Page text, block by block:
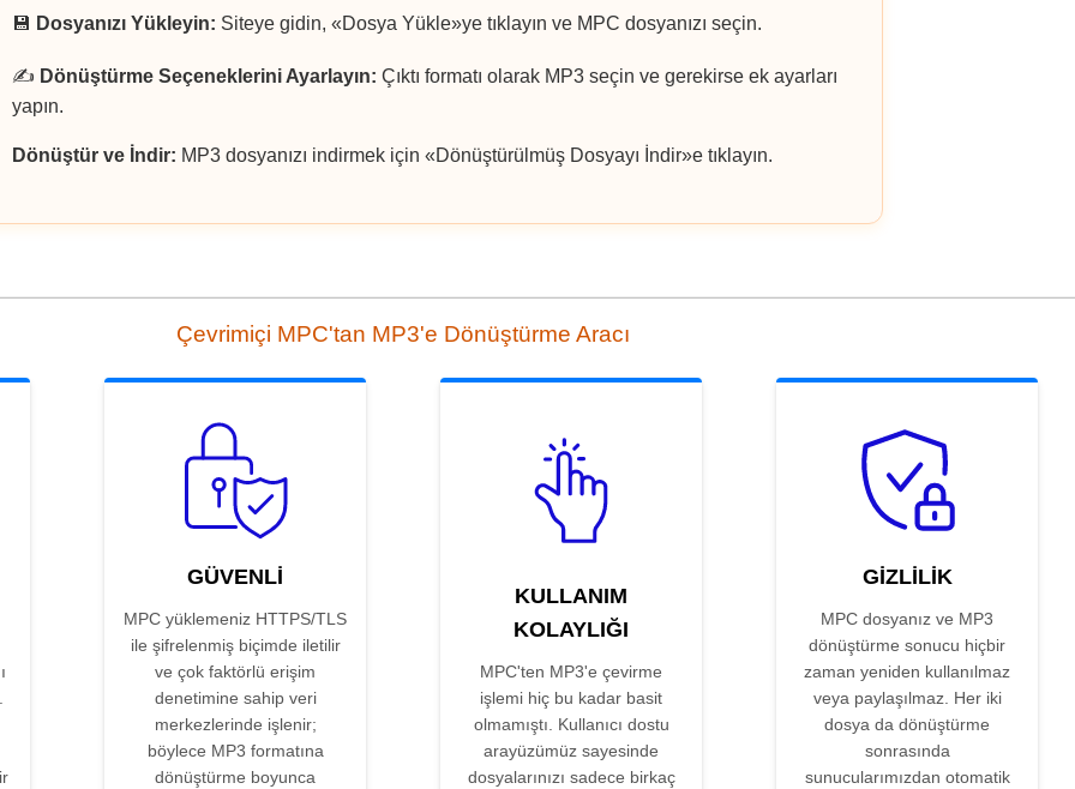
💾 Dosyanızı Yükleyin: Siteye gidin, «Dosya Yükle»ye tıklayın ve MPC dosyanızı seçin.
✍️ Dönüştürme Seçeneklerini Ayarlayın: Çıktı formatı olarak MP3 seçin ve gerekirse ek ayarları
yapın.
Dönüştür ve İndir: MP3 dosyanızı indirmek için «Dönüştürülmüş Dosyayı İndir»e tıklayın.
Çevrimiçi MPC'tan MP3'e Dönüştürme Aracı
GÜVENLI
MPC yüklemeniz HTTPS/TLS
ile şifrelenmiş biçimde iletilir
ve çok faktörlü erişim
denetimine sahip veri
merkezlerinde işlenir;
böylece MP3 formatına
dönüştürme boyunca
KULLANIM
KOLAYLIĞI
MPC'ten MP3'e çevirme
işlemi hiç bu kadar basit
olmamıştı. Kullanıcı dostu
arayüzümüz sayesinde
dosyalarınızı sadece birkaç
GIZLILIK
MPC dosyanız ve MP3
dönüştürme sonucu hiçbir
zaman yeniden kullanılmaz
veya paylaşılmaz. Her iki
dosya da dönüştürme
sonrasında
sunucularımızdan otomatik